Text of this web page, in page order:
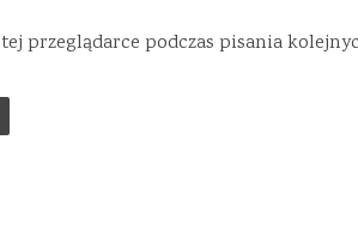
przeglądarce podczas pisania